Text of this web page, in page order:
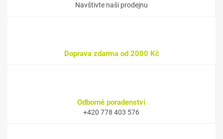
Navštivte naši prodejnu
Doprava zdarma od 2000 Kč
Odborné poradenství
+420 778 403 576